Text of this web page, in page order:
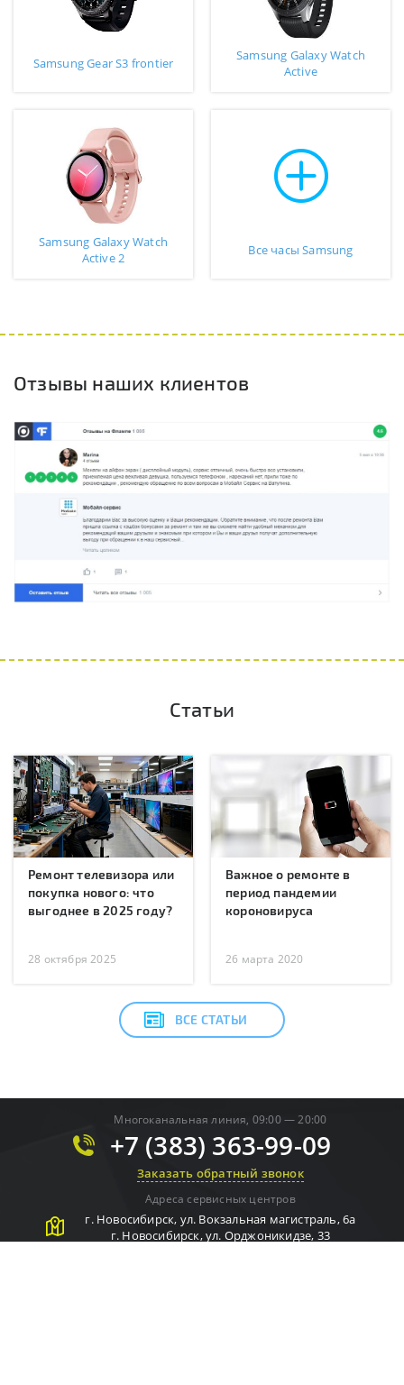
Samsung Gear S3 frontier
Samsung Galaxy Watch
Active
Samsung Galaxy Watch
Active 2
Все часы Samsung
Отзывы наших клиентов
Статьи
Ремонт телевизора или
покупка нового: что
выгоднее в 2025 году?
28 октября 2025
Важное о ремонте в
период пандемии
короновируса
26 марта 2020
ВСЕ СТАТЬИ
Многоканальная линия, 09:00 — 20:00
+7 (383) 363-99-09
Заказать обратный звонок
Адреса сервисных центров
г. Новосибирск, ул. Вокзальная магистраль, 6а
г. Новосибирск,ул. Орджоникидзе, 33